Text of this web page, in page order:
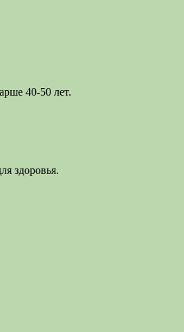
40-50 лет.
здоровья.